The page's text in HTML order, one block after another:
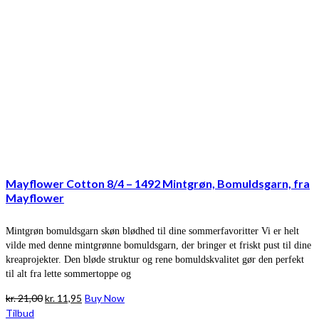
Mayflower Cotton 8/4 – 1492 Mintgrøn, Bomuldsgarn, fra
Mayflower
Mintgrøn bomuldsgarn skøn blødhed til dine sommerfavoritter Vi er helt
vilde med denne mintgrønne bomuldsgarn, der bringer et friskt pust til dine
kreaprojekter. Den bløde struktur og rene bomuldskvalitet gør den perfekt
til alt fra lette sommertoppe og
kr.21,00Den
kr. 11,95 Den
Buy Now
Tilbud